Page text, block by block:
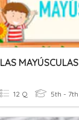
LAS MAYÚSCULAS
12 Q 5th - 7th